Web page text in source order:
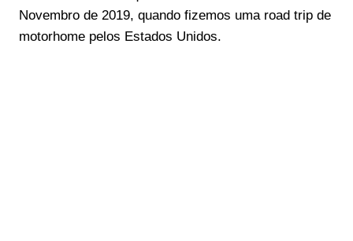
Novembro de 2019, quando fizemos uma road trip de
motorhome pelos Estados Unidos.